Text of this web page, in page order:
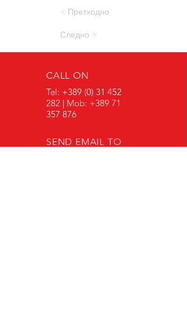
< Претходно
Следно >
CALL ON
Tel: +389 (0) 31 452
282 | Mob: +389 71
357 876
SEND EMAIL TO